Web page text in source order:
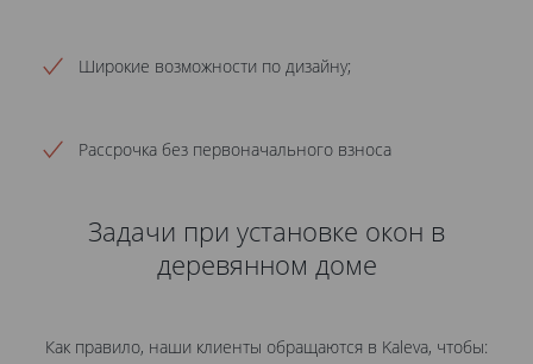
Широкие возможности по дизайну;
Рассрочка без первоначального взноса
Задачи при установке окон в
деревянном доме
Как правило, наши клиенты обращаются в Kaleva, чтобы: